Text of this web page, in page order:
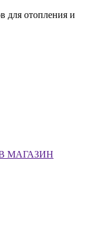
для отопления и
МАГАЗИН